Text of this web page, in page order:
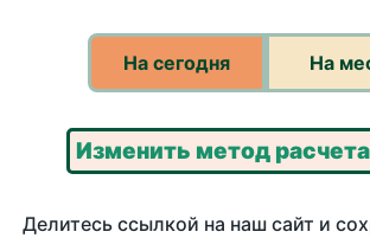
На сегодня На
Изменить метод
Делитесь ссылкой на наш сайт и